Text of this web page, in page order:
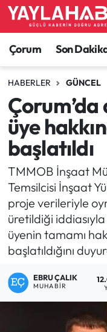
Çorum Son
HABERLER GÜNCEL
üye
başlatıldı
TMMOB İnşaat
Temsilcisi İnşaat
proje verileriyle
üretildiği
üyenin tamamı
başlatıldığını
EBRU ÇALIK
MUHABIR
Alaca Haberleri
Bayat Haberleri
Bilgi - Keşfet
Bilim ve
Boğazkale
Çorum
Çorum Son
Ekonomi
Çorum Nöbetçi
Çorum Hava
Çorum Namaz
Çorum Trafik
TFF 1.Lig Puan
Tüm Manşetler
Son Dakika